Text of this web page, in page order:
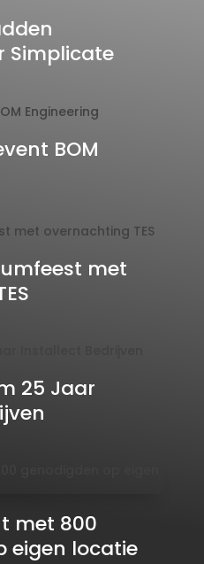
Simplicate
BOM
met
25 Jaar
met 800
eigen locatie